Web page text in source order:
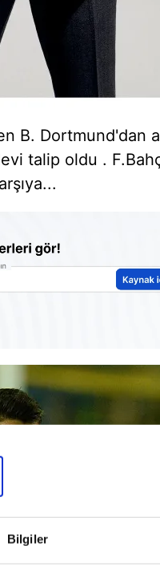
Bilgiler
B. Dortmund'dan
talip oldu .